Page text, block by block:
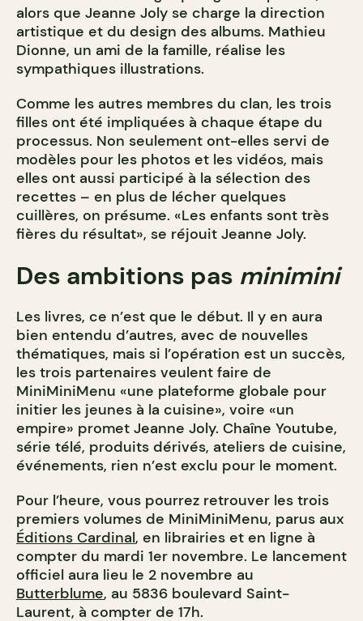
alors que Jeanne Joly se charge la direction
artistique et du design des albums. Mathieu
Dionne, un ami de la famille, réalise les
sympathiques illustrations.
Comme les autres membres du clan, les trois
filles ont été impliquées à chaque étape du
processus. Non seulement ont-elles servi de
modèles pour les photos et les vidéos, mais
elles ont aussi participé à la sélection des
recettes – en plus de lécher quelques
cuillères, on présume. «Les enfants sont très
fières du résultat», se réjouit Jeanne Joly.
Des ambitions pas minimini
Les livres, ce n’est que le début. Il y en aura
bien entendu d’autres, avec de nouvelles
thématiques, mais si l’opération est un succès,
les trois partenaires veulent faire de
MiniMiniMenu «une plateforme globale pour
initier les jeunes à la cuisine», voire «un
empire» promet Jeanne Joly. Chaîne Youtube,
série télé, produits dérivés, ateliers de cuisine,
événements, rien n’est exclu pour le moment.
Pour l’heure, vous pourrez retrouver les trois
premiers volumes de MiniMiniMenu, parus aux
Éditions Cardinal, en librairies et en ligne à
compter du mardi 1er novembre. Le lancement
officiel aura lieu le 2 novembre au
Butterblume, au 5836 boulevard Saint-
Laurent, à compter de 17h.